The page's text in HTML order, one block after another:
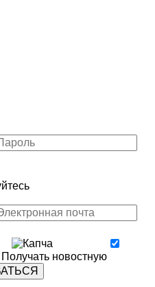
Получать новостную